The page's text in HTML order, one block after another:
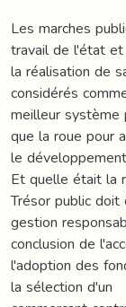
Les marches
travail de l'état
la réalisation de
considérés
meilleur
que la roue pour
le
Et quelle était la
Trésor public
gestion
conclusion de
l'adoption des
la sélection d'un